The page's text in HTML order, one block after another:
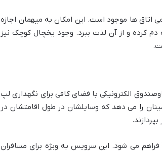
اتاق ها موجود است. این امکان به میهمان اجازه
کرده و از آن لذت ببرد. وجود یخچال کوچک نیز
الکترونیکی با فضای کافی برای نگهداری لپ
را می دهد که وسایلشان در طول اقامتشان در
می شود. این سرویس به ویژه برای مسافران